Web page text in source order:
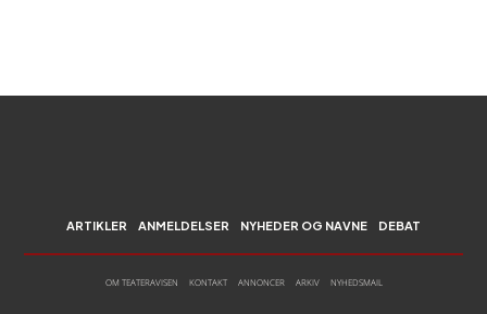
ARTIKLER ANMELDELSER NYHEDER OG NAVNE DEBAT
OM TEATERAVISEN KONTAKT ANNONCER ARKIV NYHEDSMAIL